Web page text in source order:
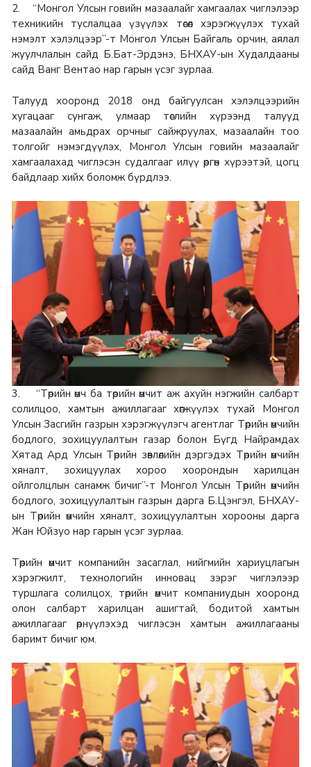
2. “Монгол Улсын говийн мазаалайг хамгаалах чиглэлээр
техникийн туслалцаа үзүүлэх төсөл хэрэгжүүлэх тухай
нэмэлт хэлэлцээр”-т Монгол Улсын Байгаль орчин, аялал
жуулчлалын сайд Б.Бат-Эрдэнэ, БНХАУ-ын Худалдааны
сайд Ванг Вентао нар гарын үсэг зурлаа.
Талууд хооронд 2018 онд байгуулсан хэлэлцээрийн
хугацааг сунгаж, улмаар төслийн хүрээнд талууд
мазаалайн амьдрах орчныг сайжруулах, мазаалайн тоо
толгойг нэмэгдүүлэх, Монгол Улсын говийн мазаалайг
хамгаалахад чиглэсэн судалгааг илүү өргөн хүрээтэй, цогц
байдлаар хийх боломж бүрдлээ.
3. “Төрийн өмч ба төрийн өмчит аж ахуйн нэгжийн салбарт
солилцоо, хамтын ажиллагааг хөгжүүлэх тухай Монгол
Улсын Засгийн газрын хэрэгжүүлэгч агентлаг Төрийн өмчийн
бодлого, зохицуулалтын газар болон Бүгд Найрамдах
Хятад Ард Улсын Төрийн зөвлөлийн дэргэдэх Төрийн өмчийн
хяналт, зохицуулах хороо хоорондын харилцан
ойлголцлын санамж бичиг”-т Монгол Улсын Төрийн өмчийн
бодлого, зохицуулалтын газрын дарга Б.Цэнгэл, БНХАУ-
ын Төрийн өмчийн хяналт, зохицуулалтын хорооны дарга
Жан Юйзуо нар гарын үсэг зурлаа.
Төрийн өмчит компанийн засаглал, нийгмийн хариуцлагын
хэрэгжилт, технологийн инновац зэрэг чиглэлээр
туршлага солилцох, төрийн өмчит компаниудын хооронд
олон салбарт харилцан ашигтай, бодитой хамтын
ажиллагааг өрнүүлэхэд чиглэсэн хамтын ажиллагааны
баримт бичиг юм.